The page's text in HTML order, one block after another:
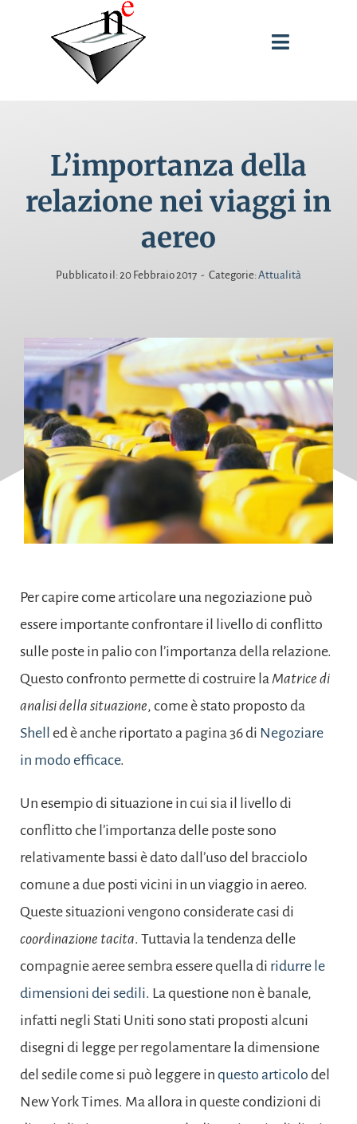
Toggle
INTERVENTI
PUBBLICAZIONI
L’importanza della
relazione nei viaggi in
aereo
Pubblicato il: 20 Febbraio 2017 - Categorie:Attualità
Per capire come articolare una negoziazione può
essere importante confrontare il livello di conflitto
sulle poste in palio con l’importanza della relazione.
Questo confronto permette di costruire la Matrice di
analisi della situazione, come è stato proposto da
Shell ed è anche riportato a pagina 36 di Negoziare
in modo efficace.
Un esempio di situazione in cui sia il livello di
conflitto che l’importanza delle poste sono
relativamente bassi è dato dall’uso del bracciolo
comune a due posti vicini in un viaggio in aereo.
Queste situazioni vengono considerate casi di
coordinazione tacita. Tuttavia la tendenza delle
compagnie aeree sembra essere quella di ridurre le
dimensioni dei sedili. La questione non è banale,
infatti negli Stati Uniti sono stati proposti alcuni
disegni di legge per regolamentare la dimensione
del sedile come si può leggere in questo articolo del
New York Times. Ma allora in queste condizioni di